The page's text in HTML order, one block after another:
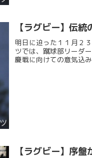
【ラグビー】伝
明日に迫った１１月２
ツでは、蹴球部リーダ
慶戦に向けての意気込み
【ラグビー】序